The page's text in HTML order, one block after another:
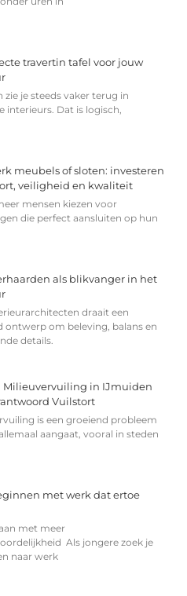
travertin tafel voor jouw
zie je steeds vaker terug in
interieurs. Dat is logisch,
meubels of sloten: investeren
veiligheid en kwaliteit
mensen kiezen voor
die perfect aansluiten op hun
als blikvanger in het
draait een
ontwerp om beleving, balans en
details.
Milieuvervuiling in IJmuiden
Vuilstort
is een groeiend probleem
aangaat, vooral in steden
met werk dat ertoe
met meer
Als jongere zoek je
naar werk